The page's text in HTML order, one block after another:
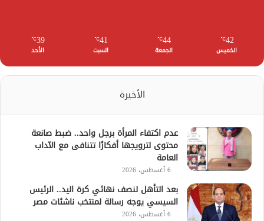
42
℃
الخميس
44
℃
الجمعة
41
℃
السبت
39
℃
الأحد
الأخيرة
عدم اكتفاء المرأة برجل واحد.. ضبط صانعة
محتوى لترويجها أفكارًا تتنافى مع الآداب
العامة
6 أغسطس، 2026
بعد التأهل لنصف نهائي كرة اليد.. الرئيس
السيسي يوجه رسالة لمنتخب ناشئات مصر
6 أغسطس، 2026